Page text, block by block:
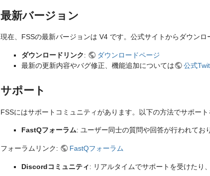
最新バージョン
現在、FSSの最新バージョンは V4 です。公式サイトからダウンロ
ダウンロードリンク:
ダウンロードページ
最新の更新内容やバグ修正、機能追加については
公式
サポート
FSSにはサポートコミュニティがあります。以下の方法でサポート
FastQフォーラム: ユーザー同士の質問や回答が行われてお
フォーラムリンク: FastQフォーラム
Discordコミュニティ: リアルタイムでサポートを受けたり